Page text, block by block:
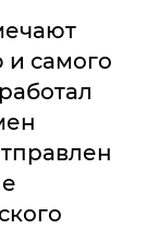
самого